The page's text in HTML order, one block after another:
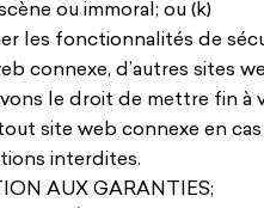
ou immoral; ou (k)
les fonctionnalités de
connexe, d’autres sites
le droit de mettre fin à
site web connexe en
interdites.
AUX GARANTIES;